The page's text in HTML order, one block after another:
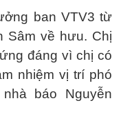
ban VTV3 từ
Sâm về hưu. Chị
đáng vì chị có
nhiệm vị trí phó
báo Nguyễn